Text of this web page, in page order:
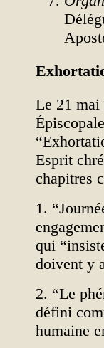
Le 21 mai
Esprit
chapitres
1.
qui
doivent y
2. “Le
défini
humaine